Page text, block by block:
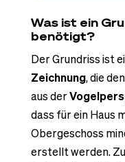
Was ist ein
benötigt?
Der Grundriss ist
Zeichnung, die
aus der
dass für ein Haus
Obergeschoss
erstellt werden.